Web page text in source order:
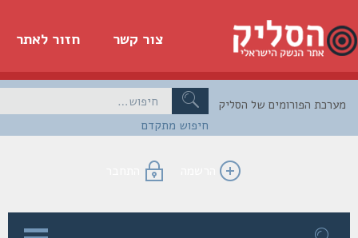
חזור לאתר צור קשר
חיפוש מתקדם
הפורומים של הסליק
הרשמה התחבר